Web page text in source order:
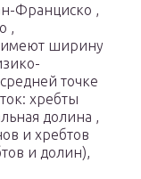
Франциско ,
,
имеют ширину
точке
хребты
долина ,
и хребтов
и долин),